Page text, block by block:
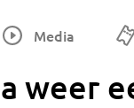
Media
weer